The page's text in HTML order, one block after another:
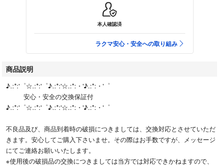
本人確認済
ラクマ安心・安全への取り組み
商品説明
♪.:*:'゜☆.:*:'゜♪.:*:'☆.:*:・'♪.:*:・'゜
安心・安全の交換保証付
♪.:*:'゜☆.:*:'゜♪.:*:'☆.:*:・'♪.:*:・'゜
不良品及び、商品到着時の破損につきましては、交換対応とさせていただ
きます。安心してご購入下さいませ。その際はお手数ですが、メッセージ
にてご連絡お願いいたします。
※使用後の破損品の交換につきましては当方では対応できかねますので、